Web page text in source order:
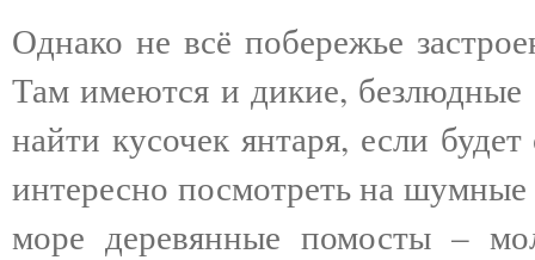
Однако не всё побережье
Там имеются и дикие, безлюдные
найти кусочек янтаря, если
интересно посмотреть на
море деревянные помосты –